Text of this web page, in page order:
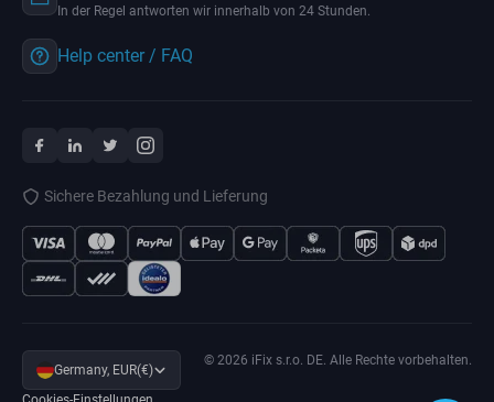
In der Regel antworten wir innerhalb von 24 Stunden.
Help center / FAQ
Sichere Bezahlung und Lieferung
Germany, EUR(€)
© 2026 iFix s.r.o. DE. Alle Rechte vorbehalten.